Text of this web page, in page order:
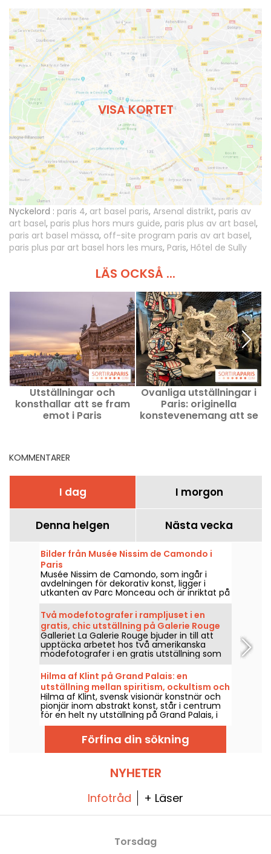
VISA KORTET
Nyckelord : paris 4, art basel paris, Arsenal distrikt, paris av
art basel, paris plus hors murs guide, paris plus av art basel,
paris art basel mässa, off-site program paris av art basel,
paris plus par art basel hors les murs, Paris, Hôtel de Sully
LÄS OCKSÅ ...
Utställningar och
konsthallar att se fram
emot i Paris
Ovanliga utställningar i
Paris: originella
konstevenemang att se
KOMMENTARER
I dag I morgon
Denna helgen Nästa vecka
Bilder från Musée Nissim de Camondo i
Paris
Musée Nissim de Camondo, som ingår i
avdelningen för dekorativ konst, ligger i
utkanten av Parc Monceau och är inriktat på
fransk dekorativ konst från andra hälften av
1600-talet.
Två modefotografer i rampljuset i en
gratis, chic utställning på Galerie Rouge
Galleriet La Galerie Rouge bjuder in till att
upptäcka arbetet hos två amerikanska
modefotografer i en gratis utställning som
visas 29 maj–19 september 2026.
Hilma af Klint på Grand Palais: en
utställning mellan spiritism, ockultism och
abstraktion
Hilma af Klint, svensk visionär konstnär och
pionjär inom abstrakt konst, står i centrum
för en helt ny utställning på Grand Palais, i
samarbete med Centre Pompidou, 6 maj–
30 augusti 2026. Hennes mystiska verk,
närda av spiritism och det ockulta, visas för
första gången i Frankrike i en presentation
Templets målningar, hennes största bedrift.
Förfina din sökning
NYHETER
Infotråd + Läser
Torsdag